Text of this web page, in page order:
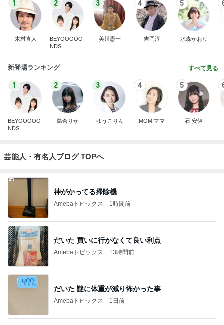
BEYOOOOO
NDS
島倉りか ゆうこりん MOMIママ 石 安伊
神がかってる掃除機
Amebaトピックス 1時間前
Amebaトピックス
だいた 謎に体重が減り怖かった事
Amebaトピックス 1日前
洗濯してもノーアイロンで便利な服
Amebaトピックス 1日前
ご飯を炊いて義母が書かされた一筆
Amebaトピックス 1日前